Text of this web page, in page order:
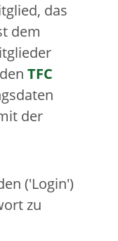
das
dem
TFC
der
('Login')
zu